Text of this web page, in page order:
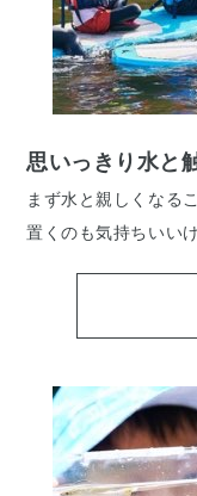
思いっきり水と
まず水と親しくなる
置くのも気持ちいい